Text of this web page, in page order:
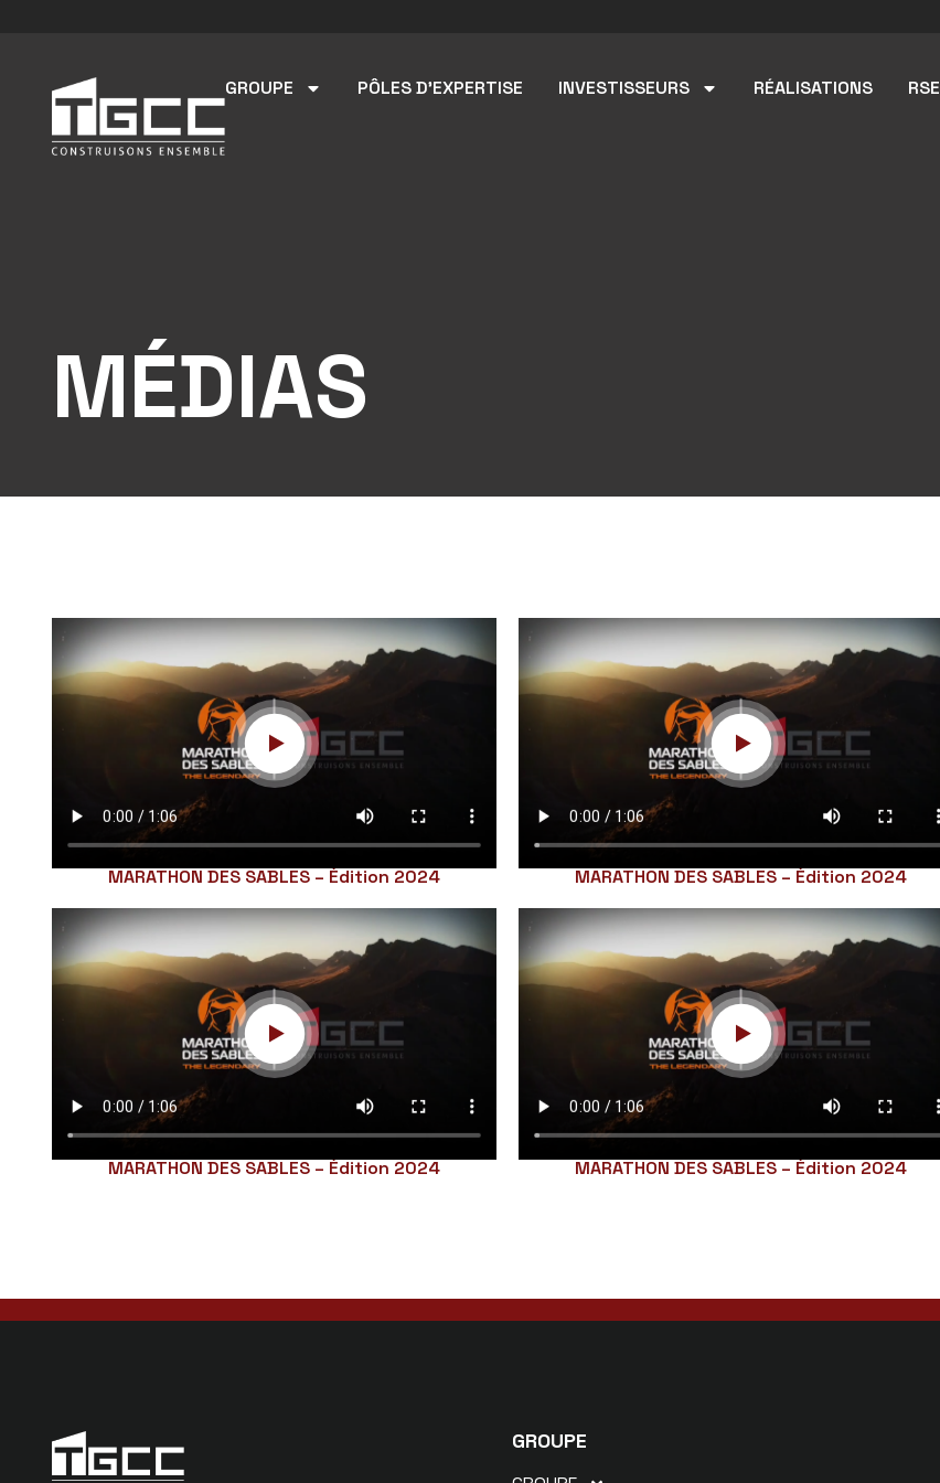
GROUPE PÔLES D’EXPERTISE INVESTISSEURS RÉALISATIONS RSE
MÉDIAS
MARATHON DES SABLES – Édition 2024 MARATHON DES SABLES – Édition 2024
MARATHON DES SABLES – Édition 2024 MARATHON DES SABLES – Édition 2024
GROUPE